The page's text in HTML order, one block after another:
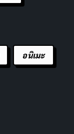
อนิเมะ